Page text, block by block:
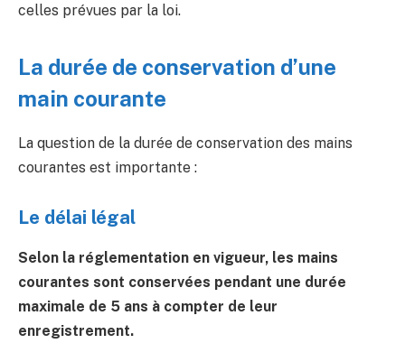
celles prévues par la loi.
La durée de conservation d’une
main courante
La question de la durée de conservation des mains
courantes est importante :
Le délai légal
Selon la réglementation en vigueur, les mains
courantes sont conservées pendant une durée
maximale de 5 ans à compter de leur
enregistrement.